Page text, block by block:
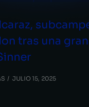
tras una
JULIO 15, 2025